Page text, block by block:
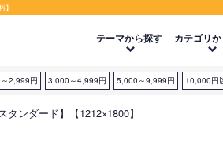
】
テーマから探す カテゴリ
2,999円 3,000～4,999円 5,000～9,999円 10,000円
ンダード】【1212×1800】